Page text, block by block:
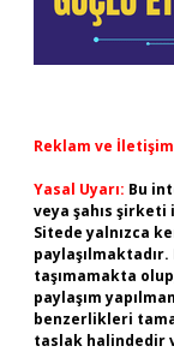
Reklam ve
Yasal Uyarı: Bu
veya şahıs şirketi
Sitede yalnızca
taşımamakta
paylaşım
benzerlikleri
taslak halindedir